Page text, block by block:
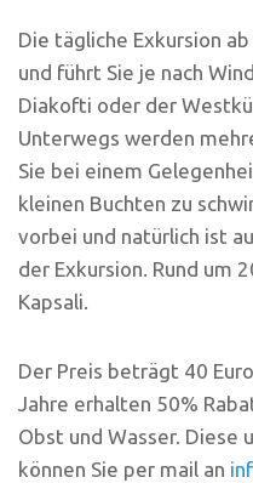
Die tägliche Exkursion
und führt Sie je nach
Diakofti oder der
Unterwegs werden
Sie bei einem
kleinen Buchten zu
vorbei und natürlich ist
der Exkursion. Rund um
Kapsali.
Der Preis beträgt 40
Jahre erhalten 50%
Obst und Wasser. Diese
können Sie per mail an